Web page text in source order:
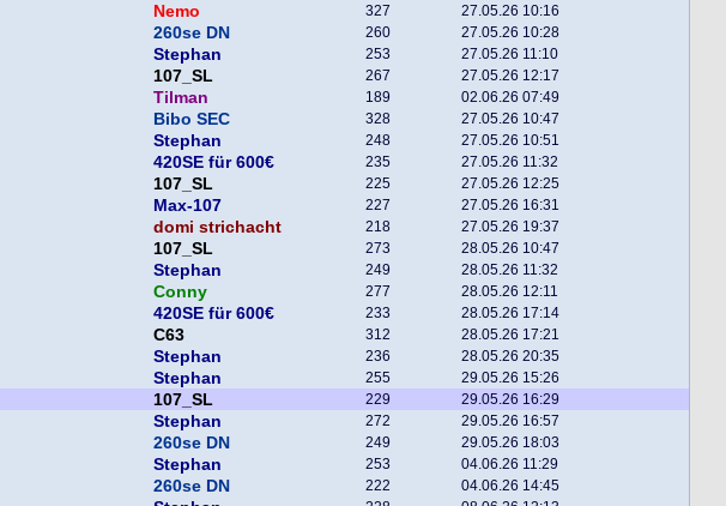
Nemo 327 27.05.26 10:16
260se DN 260 27.05.26 10:28
Stephan 253 27.05.26 11:10
107_SL 267 27.05.26 12:17
Tilman 189 02.06.26 07:49
Bibo SEC 328 27.05.26 10:47
Stephan 248 27.05.26 10:51
420SE für 600€ 235 27.05.26 11:32
107_SL 225 27.05.26 12:25
Max-107 227 27.05.26 16:31
domi strichacht 218 27.05.26 19:37
107_SL 273 28.05.26 10:47
Stephan 249 28.05.26 11:32
Conny 277 28.05.26 12:11
420SE für 600€ 233 28.05.26 17:14
C63 312 28.05.26 17:21
Stephan 236 28.05.26 20:35
Stephan 255 29.05.26 15:26
107_SL 229 29.05.26 16:29
Stephan 272 29.05.26 16:57
260se DN 249 29.05.26 18:03
Stephan 253 04.06.26 11:29
260se DN 222 04.06.26 14:45